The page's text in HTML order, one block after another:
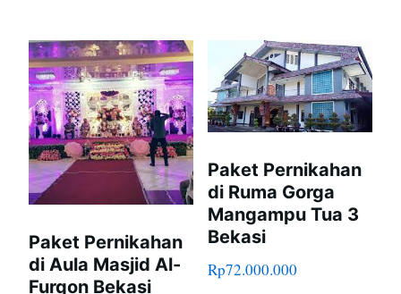
Paket Pernikahan
di Aula Masjid Al-
Furqon Bekasi
Paket Pernikahan
di Ruma Gorga
Mangampu Tua 3
Bekasi
Rp72.000.000